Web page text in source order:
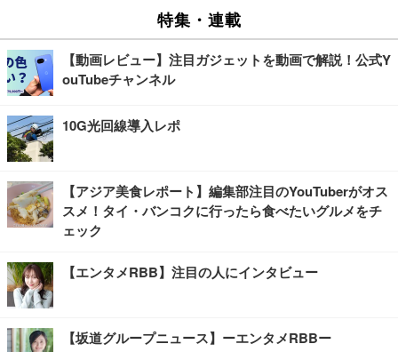
特集・連載
【動画レビュー】注目ガジェットを動画で解説！公式Y
ouTubeチャンネル
10G光回線導入レポ
【アジア美食レポート】編集部注目のYouTuberがオス
スメ！タイ・バンコクに行ったら食べたいグルメをチ
ェック
【エンタメRBB】注目の人にインタビュー
【坂道グループニュース】ーエンタメRBBー